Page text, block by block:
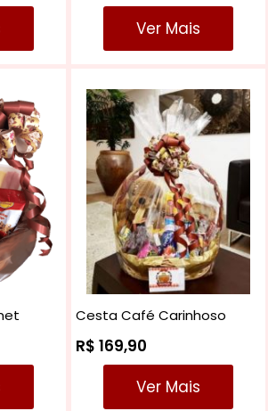
Ver Mais
Cesta Café Carinhoso
R$ 169,90
Ver Mais